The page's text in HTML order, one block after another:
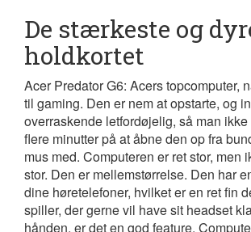
De stærkeste og
holdkortet
Acer Predator G6: Acers topcomputer,
til gaming. Den er nem at opstarte, og
overraskende letfordøjelig, så man
flere minutter på at åbne den op fra
mus med. Computeren er ret stor, men
stor. Den er mellemstørrelse. Den har
dine høretelefoner, hvilket er en ret fin
spiller, der gerne vil have sit headset
hånden, er det en god feature.